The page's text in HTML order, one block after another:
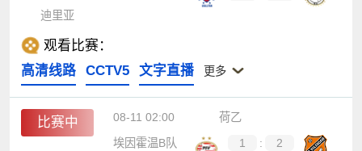
迪里亚
观看比赛：
高清线路
CCTV5 文字直播 更多
比赛中 08-11 02:00
荷乙
埃因霍温B队
1 :
2